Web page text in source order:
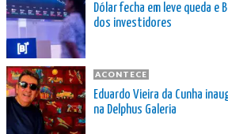
Dólar fecha em leve queda e
dos investidores
ACONTECE
Eduardo Vieira da Cunha
na Delphus Galeria